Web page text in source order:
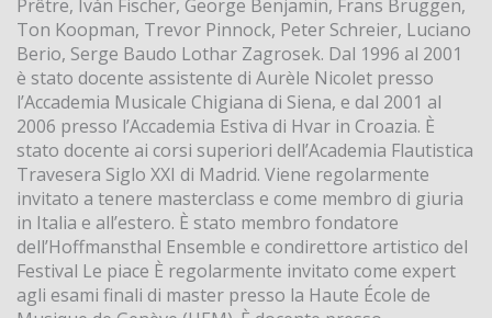
Prêtre, Iván Fischer, George Benjamin, Frans Brüggen,
Ton Koopman, Trevor Pinnock, Peter Schreier, Luciano
Berio, Serge Baudo Lothar Zagrosek. Dal 1996 al 2001
è stato docente assistente di Aurèle Nicolet presso
l’Accademia Musicale Chigiana di Siena, e dal 2001 al
2006 presso l’Accademia Estiva di Hvar in Croazia. È
stato docente ai corsi superiori dell’Academia Flautistica
Travesera Siglo XXI di Madrid. Viene regolarmente
invitato a tenere masterclass e come membro di giuria
in Italia e all’estero. È stato membro fondatore
dell’Hoffmansthal Ensemble e condirettore artistico del
Festival Le piace È regolarmente invitato come expert
agli esami finali di master presso la Haute École de